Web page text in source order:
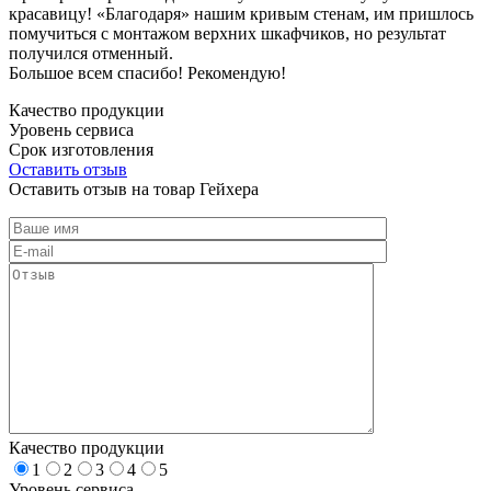
красавицу! «Благодаря» нашим кривым стенам, им пришлось
помучиться с монтажом верхних шкафчиков, но результат
получился отменный.
Большое всем спасибо! Рекомендую!
Качество продукции
Уровень сервиса
Срок изготовления
Оставить отзыв
Оставить отзыв на товар Гейхера
Качество продукции
1
2 3 4
5